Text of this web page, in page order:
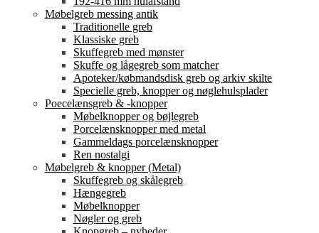
Møbelgreb messing antik
Traditionelle greb
Klassiske greb
Skuffegreb med mønster
Skuffe og lågegreb som matcher
Apoteker/købmandsdisk greb og arkiv skilte
Specielle greb, knopper og nøglehulsplader
Poecelænsgreb & -knopper
Møbelknopper og bøjlegreb
Porcelænsknopper med metal
Gammeldags porcelænsknopper
Ren nostalgi
Møbelgreb & knopper (Metal)
Skuffegreb og skålegreb
Hængegreb
Møbelknopper
Nøgler og greb